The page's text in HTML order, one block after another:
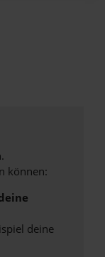
können:
deine